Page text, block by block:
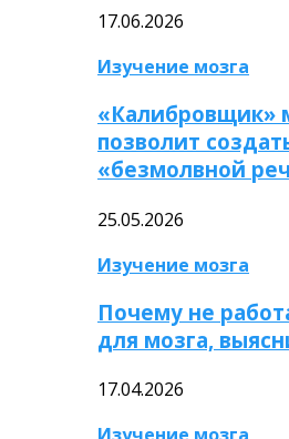
17.06.2026
Изучение мозга
«Калибровщик»
позволит
«безмолвной
25.05.2026
Изучение мозга
Почему не
для мозга,
17.04.2026